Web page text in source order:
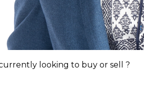
looking to buy or sell ?